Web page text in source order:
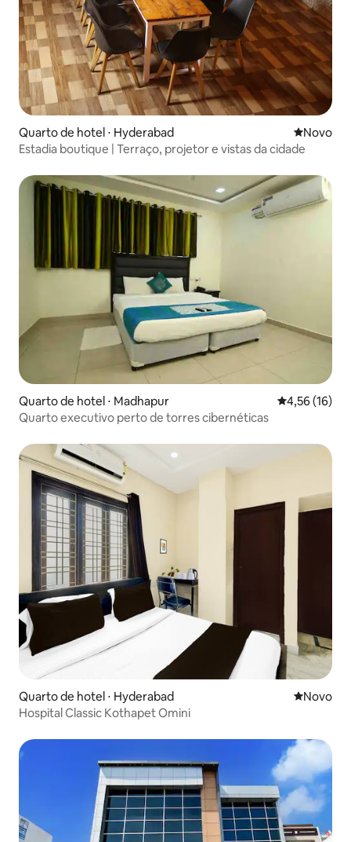
Quarto de hotel ⋅ Hyderabad Novo
Novo
Estadia boutique | Terraço, projetor e vistas da cidade
Quarto de hotel ⋅ Madhapur 4,56 de uma
4,56 (16)
Quarto executivo perto de torres cibernéticas
Quarto de hotel ⋅ Hyderabad Novo
Novo
Hospital Classic Kothapet Omini